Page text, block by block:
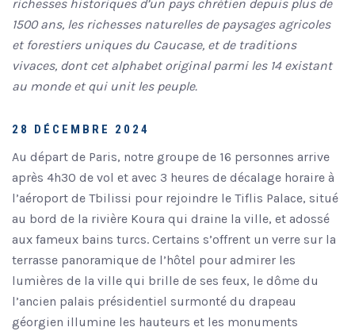
richesses historiques d’un pays chrétien depuis plus de
1500 ans, les richesses naturelles de paysages agricoles
et forestiers uniques du Caucase, et de traditions
vivaces, dont cet alphabet original parmi les 14 existant
au monde et qui unit les peuple.
28 DÉCEMBRE 2024
Au départ de Paris, notre groupe de 16 personnes arrive
après 4h30 de vol et avec 3 heures de décalage horaire à
l’aéroport de Tbilissi pour rejoindre le Tiflis Palace, situé
au bord de la rivière Koura qui draine la ville, et adossé
aux fameux bains turcs. Certains s’offrent un verre sur la
terrasse panoramique de l’hôtel pour admirer les
lumières de la ville qui brille de ses feux, le dôme du
l’ancien palais présidentiel surmonté du drapeau
géorgien illumine les hauteurs et les monuments